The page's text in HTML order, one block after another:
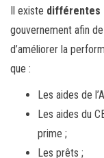
Il existe différentes
gouvernement afin
d’améliorer la
que :
Les aides de
Les aides du
prime ;
Les prêts ;